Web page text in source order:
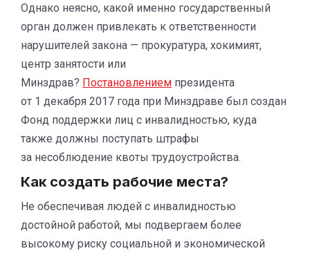
Однако неясно, какой именно государственный
орган должен привлекать к ответственности
нарушителей закона — прокуратура, хокимият,
центр занятости или
Минздрав? Постановлением президента
от 1 декабря 2017 года при Минздраве был создан
Фонд поддержки лиц с инвалидностью, куда
также должны поступать штрафы
за несоблюдение квоты трудоустройства.
Как создать рабочие места?
Не обеспечивая людей с инвалидностью
достойной работой, мы подвергаем более
высокому риску социальной и экономической